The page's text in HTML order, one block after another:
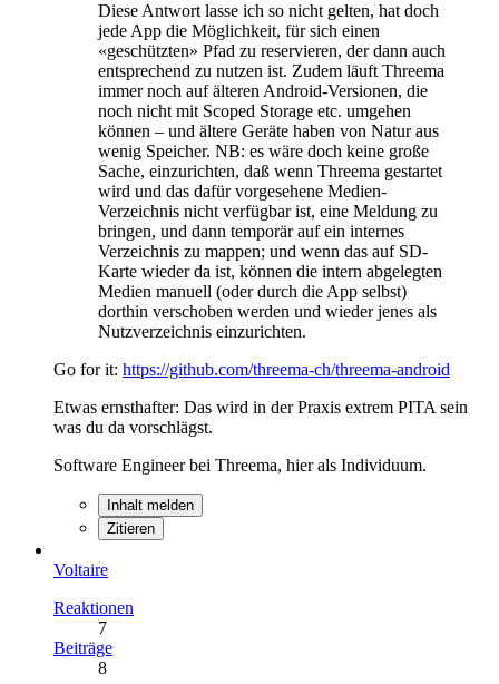
Diese Antwort lasse ich so nicht gelten, hat doch
jede App die Möglichkeit, für sich einen
«geschützten» Pfad zu reservieren, der dann auch
entsprechend zu nutzen ist. Zudem läuft Threema
immer noch auf älteren Android-Versionen, die
noch nicht mit Scoped Storage etc. umgehen
können – und ältere Geräte haben von Natur aus
wenig Speicher. NB: es wäre doch keine große
Sache, einzurichten, daß wenn Threema gestartet
wird und das dafür vorgesehene Medien-
Verzeichnis nicht verfügbar ist, eine Meldung zu
bringen, und dann temporär auf ein internes
Verzeichnis zu mappen; und wenn das auf SD-
Karte wieder da ist, können die intern abgelegten
Medien manuell (oder durch die App selbst)
dorthin verschoben werden und wieder jenes als
Nutzverzeichnis einzurichten.
Go for it: https://github.com/threema-ch/threema-android
Etwas ernsthafter: Das wird in der Praxis extrem PITA sein
was du da vorschlägst.
Software Engineer bei Threema, hier als Individuum.
Inhalt melden
Zitieren
Voltaire
Reaktionen
7
Beiträge
8